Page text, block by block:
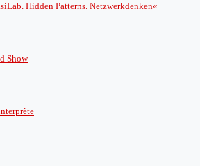
Hidden Patterns. Netzwerkdenken«
Show